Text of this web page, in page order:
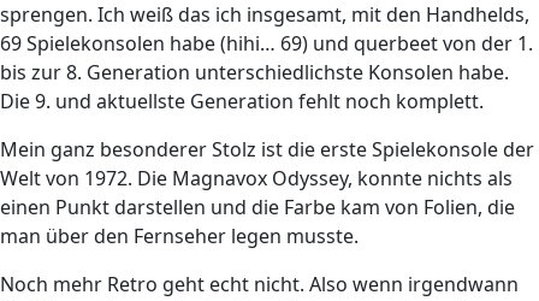
sprengen. Ich weiß das ich insgesamt, mit den Handhelds,
69 Spielekonsolen habe (hihi… 69) und querbeet von der 1.
bis zur 8. Generation unterschiedlichste Konsolen habe.
Die 9. und aktuellste Generation fehlt noch komplett.
Mein ganz besonderer Stolz ist die erste Spielekonsole der
Welt von 1972. Die Magnavox Odyssey, konnte nichts als
einen Punkt darstellen und die Farbe kam von Folien, die
man über den Fernseher legen musste.
Noch mehr Retro geht echt nicht. Also wenn irgendwann